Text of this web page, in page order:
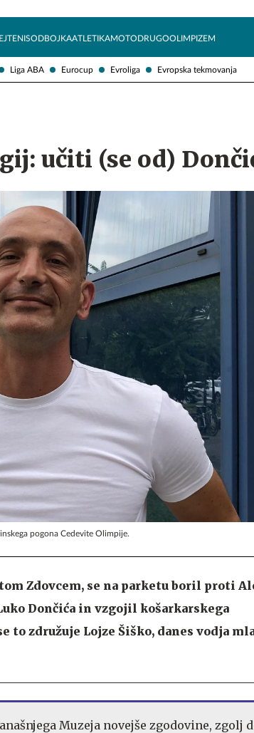
Liga ABA Eurocup Evroliga Evropska tekmovanja
TENISODBOJKAATLETIKAMOTODRUGOOLIMPIZEM
učiti (se od)
pogona Cedevite Olimpije.
Zdovcem, se na parketu boril proti
Dončića in vzgojil košarkarskega
to združuje Lojze Šiško, danes vodja
Muzeja novejše zgodovine, zgolj